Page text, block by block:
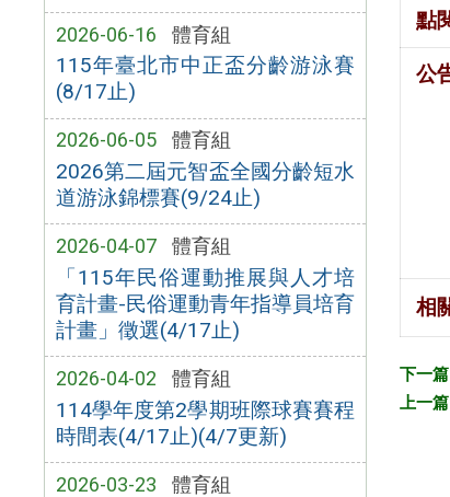
2026-06-16 體育組
115年臺北市中正盃分齡游泳賽
(8/17止)
2026-06-05 體育組
2026第二屆元智盃全國分齡短水
道游泳錦標賽(9/24止)
2026-04-07 體育組
「115年民俗運動推展與人才培
育計畫-民俗運動青年指導員培育
計畫」徵選(4/17止)
2026-04-02 體育組
114學年度第2學期班際球賽賽程
時間表(4/17止)(4/7更新)
2026-03-23 體育組
點
公
相